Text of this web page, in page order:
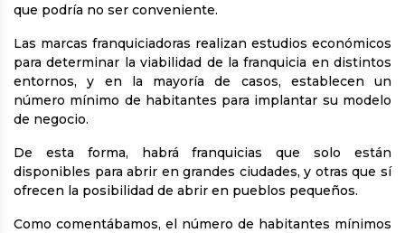
que podría no ser conveniente.
Las marcas franquiciadoras realizan estudios económicos
para determinar la viabilidad de la franquicia en distintos
entornos, y en la mayoría de casos, establecen un
número mínimo de habitantes para implantar su modelo
de negocio.
De esta forma, habrá franquicias que solo están
disponibles para abrir en grandes ciudades, y otras que sí
ofrecen la posibilidad de abrir en pueblos pequeños.
Como comentábamos, el número de habitantes mínimos